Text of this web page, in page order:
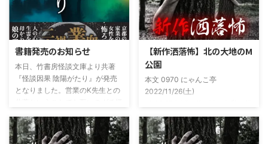
書籍発売のお知らせ
本日、竹書房怪談文庫より共著
『怪談因果 陰陽がたり』が発売
となりました。営業のK先生との
上げましたので内容の濃さ・面白
さは保証します。ぜひともご購入
【新作洒落怖】北の大地のM
公園
本文 0970 にゃんこ亭
2022/11/26(土)
に言うオカルト系な話がまあまあ
好きで、最近占いとかを副業で始
めてた。今はちょっとメンタルの